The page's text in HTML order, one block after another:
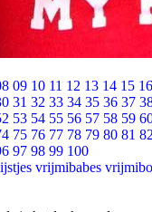
09 10 11 12 13 14 15 16
31 32 33 34 35 36 37
53 54 55 56 57 58 59
75 76 77 78 79 80 81 82
97 98 99 100
vrijmibabes vrijmibo